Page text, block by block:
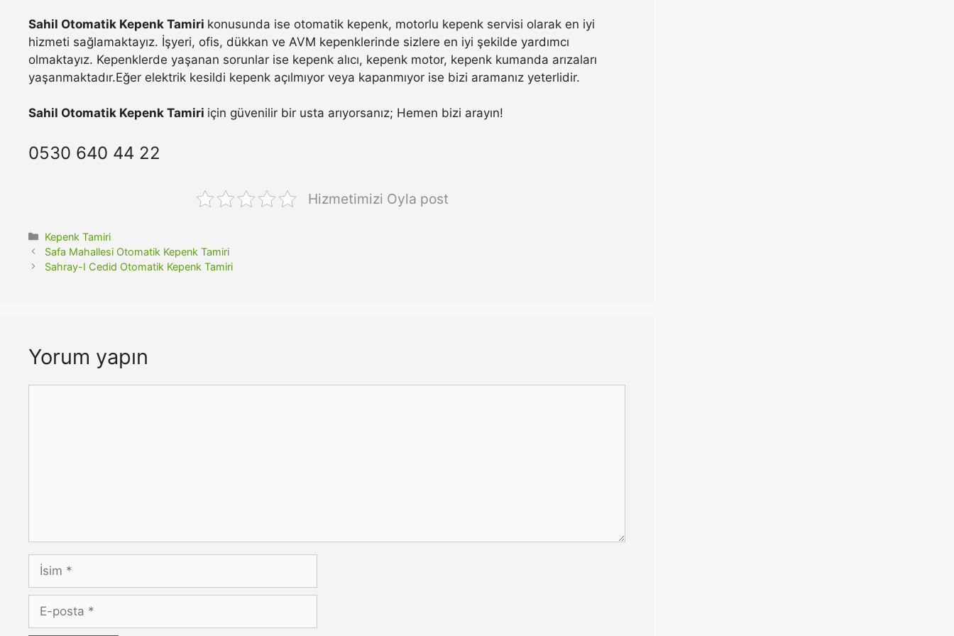
Sahil Otomatik Kepenk Tamiri konusunda ise otomatik kepenk, motorlu kepenk servisi olarak en iyi
hizmeti sağlamaktayız. İşyeri, ofis, dükkan ve AVM kepenklerinde sizlere en iyi şekilde yardımcı
olmaktayız. Kepenklerde yaşanan sorunlar ise kepenk alıcı, kepenk motor, kepenk kumanda arızaları
yaşanmaktadır.Eğer elektrik kesildi kepenk açılmıyor veya kapanmıyor ise bizi aramanız yeterlidir.
Sahil Otomatik Kepenk Tamiri için güvenilir bir usta arıyorsanız; Hemen bizi arayın!
0530 640 44 22
Hizmetimizi Oyla post
Kategoriler
Kepenk Tamiri
Safa Mahallesi Otomatik Kepenk Tamiri
Sahray-I Cedid Otomatik Kepenk Tamiri
Yorum yapın
İsim
posta